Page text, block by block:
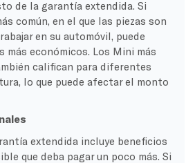
de la garantía extendida. Si
común, en el que las piezas son
en su automóvil, puede
económicos. Los Mini más
califican para diferentes
lo que puede afectar el monto
extendida incluye beneficios
que deba pagar un poco más. Si